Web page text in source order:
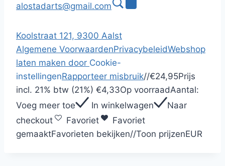
alostadarts@gmail.com
Koolstraat 121, 9300 Aalst
Algemene VoorwaardenPrivacybeleidWebshop
laten maken door Cookie-
instellingenRapporteer misbruik//€24,95Prijs
incl. 21% btw (21%) €4,33Op voorraadAantal:
Voeg meer toe
In winkelwagen
Naar
checkout
Favoriet
Favoriet
gemaaktFavorieten bekijken//Toon prijzenEUR